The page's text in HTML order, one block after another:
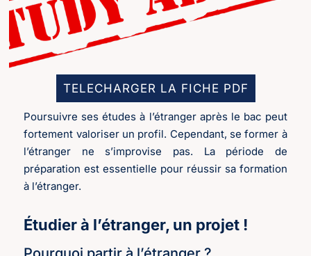
TELECHARGER LA FICHE PDF
Poursuivre ses études à l’étranger après le bac peut
fortement valoriser un profil. Cependant, se former à
l’étranger ne s’improvise pas. La période de
préparation est essentielle pour réussir sa formation
à l’étranger.
Étudier à l’étranger, un projet !